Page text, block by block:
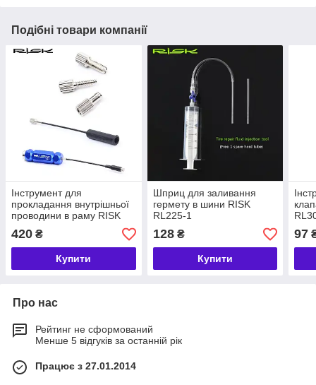
Подібні товари компанії
Інструмент для
прокладання внутрішньої
проводини в раму RISK
RL217
420 ₴
Купити
Шприц для заливання
гермету в шини RISK
RL225-1
128₴
Купити
97
Про нас
Рейтинг не сформований
Менше 5 відгуків за останній рік
Працює з 27.01.2014